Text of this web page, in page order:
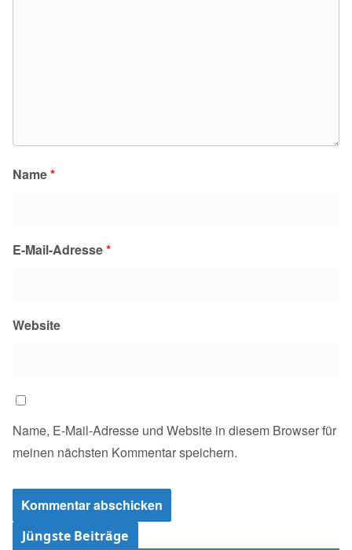
Name*
E-Mail-Adresse*
Website
Name, E-Mail-Adresse und Website in diesem Browser für
meinen nächsten Kommentar speichern.
Jüngste Beiträge